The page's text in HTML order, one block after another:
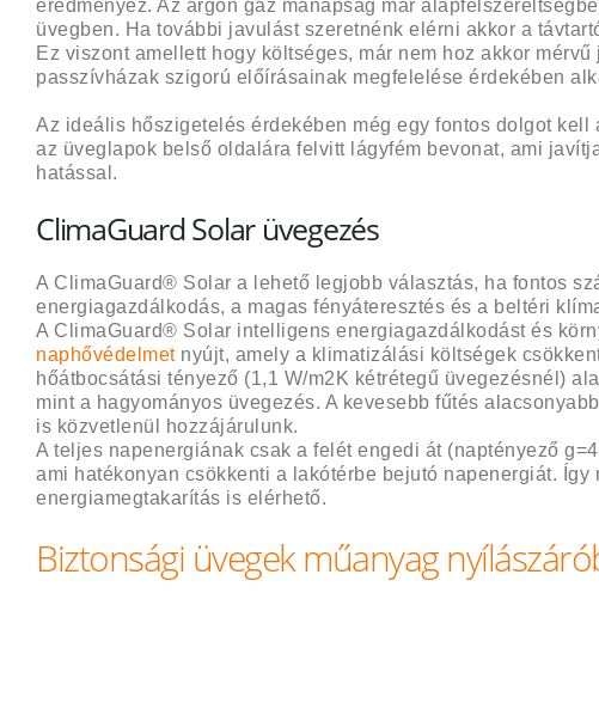
eredményez. Az argon gáz manapság már
üvegben. Ha további javulást szeretnénk elérni akkor a
Ez viszont amellett hogy költséges, már nem hoz akkor
passzívházak szigorú előírásainak megfelelése érdekében
Az ideális hőszigetelés érdekében még egy fontos dolgot
az üveglapok belső oldalára felvitt lágyfém bevonat, ami
hatással.
ClimaGuard Solar üvegezés
A ClimaGuard® Solar a lehető legjobb választás, ha fontos
energiagazdálkodás, a magas fényáteresztés és a beltéri
A ClimaGuard® Solar intelligens energiagazdálkodást és
naphővédelmetnyújt, amely a klimatizálási költségek
hőátbocsátási tényező (1,1 W/m2K kétrétegű üvegezésnél)
mint a hagyományos üvegezés. A kevesebb fűtés
is közvetlenül hozzájárulunk.
A teljes napenergiának csak a felét engedi át (naptényező
ami hatékonyan csökkenti a lakótérbe bejutó napenergiát.
energiamegtakarítás is elérhető.
Biztonsági üvegek műanyag